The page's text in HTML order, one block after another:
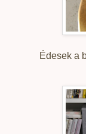
Édesek a